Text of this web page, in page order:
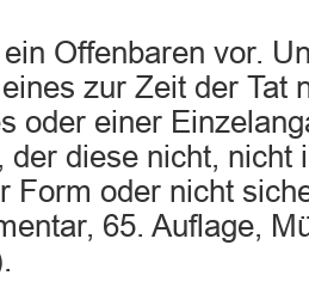
Offenbaren vor.
zur Zeit der Tat
oder einer
der diese nicht, nicht
Form oder nicht
65. Auflage,